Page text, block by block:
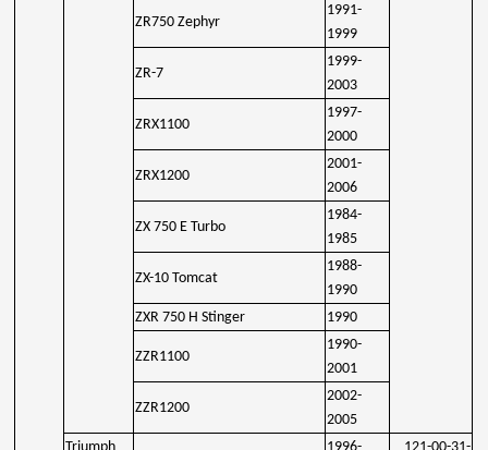
ZR750 Zephyr
1991-
1999
ZR-7
1999-
2003
ZRX1100
1997-
2000
ZRX1200
2001-
2006
ZX 750 E Turbo
1984-
1985
ZX-10 Tomcat
1988-
1990
ZXR 750 H Stinger
1990
ZZR1100
1990-
2001
ZZR1200
2002-
2005